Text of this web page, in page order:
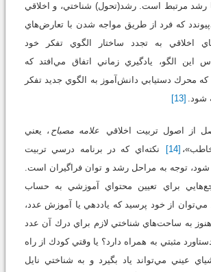
رشد مرتبط است. رشد(تحول) شناختي، و اخلاقي
كه فرد از طريق مواجه شدن با تعارض‌هاي
اخلاقي به تجدد ساختار الگوي تفكر خود
اين الگو، يادگيري زماني اتفاق مي‌افتد كه
كه محرك دستيابي دانش‌آموز به الگوي جديد تفكر
شود. [13]
از اصول تربيت اخلاقي علامه مصباح ، يعني
[14]
نكته‌اي كه در برنامه درسي تربيت
شود، توجه به مراحل رشد و توان فراگيران است.
براي تعيين محتواي آموزشي به حساب
مي‌توان از خود پرسيد كه ياددهي يا آموزش عدد،
به ساحت‌هاي شناختي لازم براي درك آن عدد
مثبتي به همراه دارد؟ يا وقتي كودك از راه
عيني مي‌تواند ياد بگيرد و به شناختي نايل